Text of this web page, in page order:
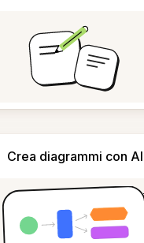
Crea diagrammi con AI